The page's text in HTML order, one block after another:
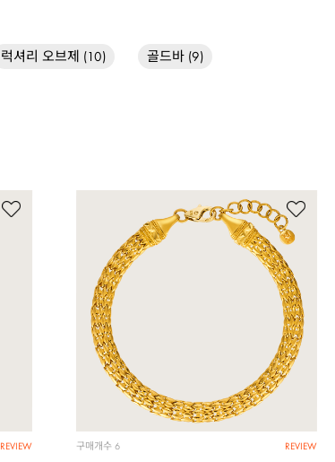
럭셔리 오브제 (10) 골드바 (9)
REVIEW REVIEW
구매개수6